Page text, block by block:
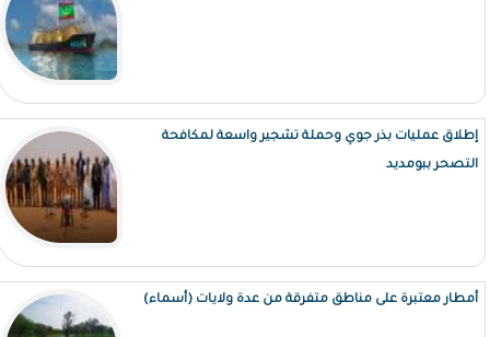
إطلاق عمليات بذر جوي وحملة تشجير واسعة لمكافحة
التصحر ببومديد
أمطار معتبرة على مناطق متفرقة من عدة ولايات (أسماء)